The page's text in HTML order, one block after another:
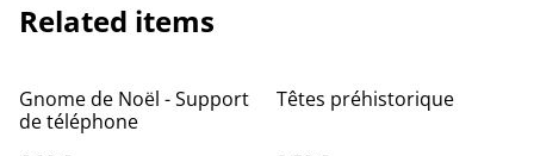
Related items
Gnome de Noël - Support
de téléphone
Têtes préhistorique